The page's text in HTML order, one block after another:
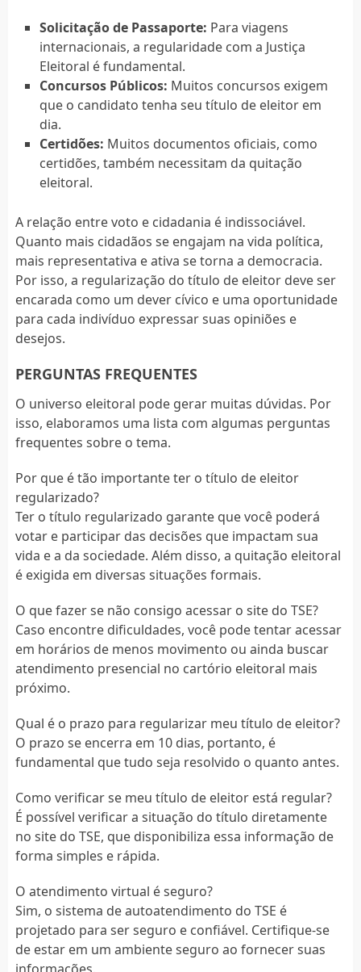
Solicitação de Passaporte: Para viagens
internacionais, a regularidade com a Justiça
Eleitoral é fundamental.
Concursos Públicos: Muitos concursos exigem
que o candidato tenha seu título de eleitor em
dia.
Certidões: Muitos documentos oficiais, como
certidões, também necessitam da quitação
eleitoral.
A relação entre voto e cidadania é indissociável.
Quanto mais cidadãos se engajam na vida política,
mais representativa e ativa se torna a democracia.
Por isso, a regularização do título de eleitor deve ser
encarada como um dever cívico e uma oportunidade
para cada indivíduo expressar suas opiniões e
desejos.
PERGUNTAS FREQUENTES
O universo eleitoral pode gerar muitas dúvidas. Por
isso, elaboramos uma lista com algumas perguntas
frequentes sobre o tema.
Por que é tão importante ter o título de eleitor
regularizado?
Ter o título regularizado garante que você poderá
votar e participar das decisões que impactam sua
vida e a da sociedade. Além disso, a quitação eleitoral
é exigida em diversas situações formais.
O que fazer se não consigo acessar o site do TSE?
Caso encontre dificuldades, você pode tentar acessar
em horários de menos movimento ou ainda buscar
atendimento presencial no cartório eleitoral mais
próximo.
Qual é o prazo para regularizar meu título de eleitor?
O prazo se encerra em 10 dias, portanto, é
fundamental que tudo seja resolvido o quanto antes.
Como verificar se meu título de eleitor está regular?
É possível verificar a situação do título diretamente
no site do TSE, que disponibiliza essa informação de
forma simples e rápida.
O atendimento virtual é seguro?
Sim, o sistema de autoatendimento do TSE é
projetado para ser seguro e confiável. Certifique-se
de estar em um ambiente seguro ao fornecer suas